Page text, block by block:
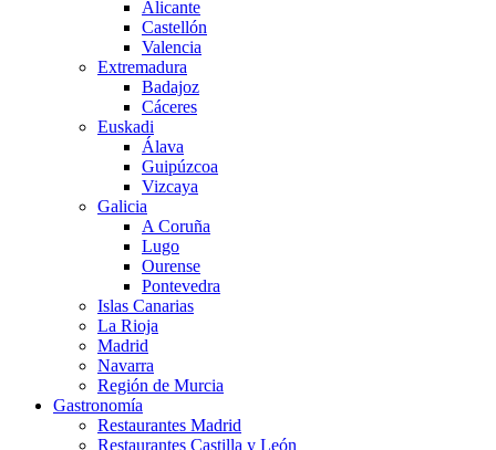
Alicante
Castellón
Valencia
Extremadura
Badajoz
Cáceres
Euskadi
Álava
Guipúzcoa
Vizcaya
Galicia
A Coruña
Lugo
Ourense
Pontevedra
Islas Canarias
La Rioja
Madrid
Navarra
Región de Murcia
Gastronomía
Restaurantes Madrid
Restaurantes Castilla y León